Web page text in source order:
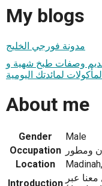
My blogs
مدونة فورجي الخليج
وصفات طبخ شهية و
لمائدتك اليومية
About me
Gender
Male
Occupation
ومطور
Location
Introduction عبر